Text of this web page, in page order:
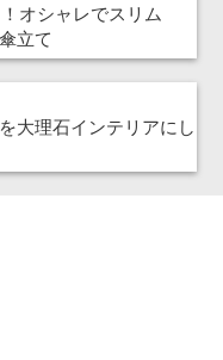
オシャレでスリム
立て
大理石インテリアにし